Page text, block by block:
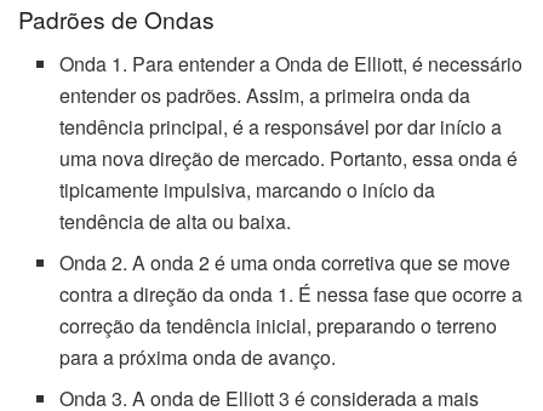
Padrões de Ondas
Onda 1. Para entender a Onda de Elliott, é necessário
entender os padrões. Assim, a primeira onda da
tendência principal, é a responsável por dar início a
uma nova direção de mercado. Portanto, essa onda é
tipicamente impulsiva, marcando o início da
tendência de alta ou baixa.
Onda 2. A onda 2 é uma onda corretiva que se move
contra a direção da onda 1. É nessa fase que ocorre a
correção da tendência inicial, preparando o terreno
para a próxima onda de avanço.
Onda 3. A onda de Elliott 3 é considerada a mais